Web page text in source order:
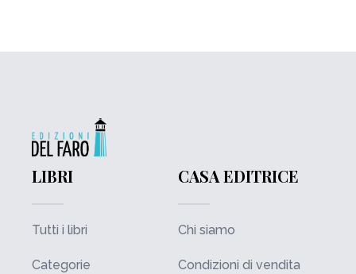
LIBRI
Tutti i libri
Categorie
CASA EDITRICE
Chi siamo
Condizioni di vendita